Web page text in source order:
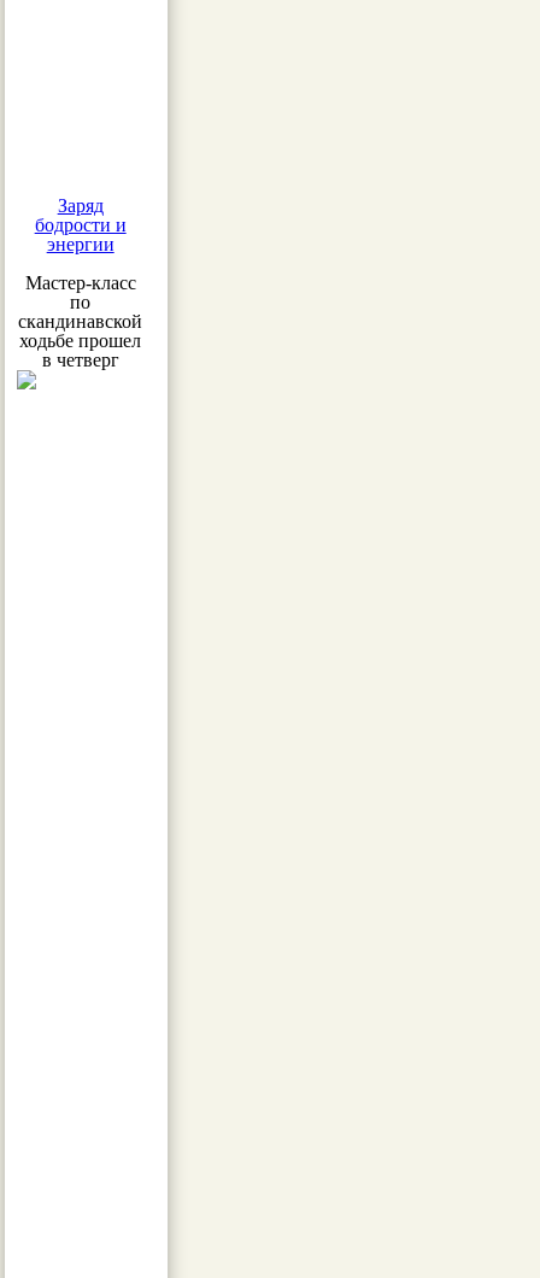
Заряд
бодрости и
энергии
Мастер-класс
по
скандинавской
ходьбе прошел
в четверг